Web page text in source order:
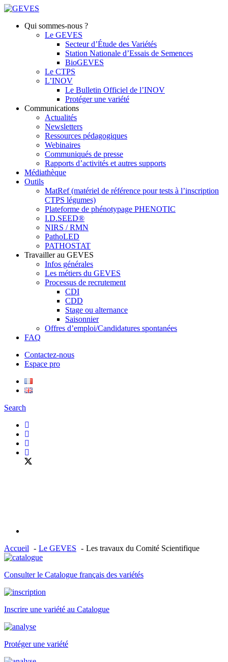
Qui sommes-nous ?
Le GEVES
Secteur d’Étude des Variétés
Station Nationale d’Essais de Semences
BioGEVES
Le CTPS
L’INOV
Le Bulletin Officiel de l’INOV
Protéger une variété
Communications
Actualités
Newsletters
Ressources pédagogiques
Webinaires
Communiqués de presse
Rapports d’activités et autres supports
Médiathèque
Outils
MatRef (matériel de référence pour tests à l’inscription
CTPS légumes)
Plateforme de phénotypage PHENOTIC
I.D.SEED®
NIRS / RMN
PathoLED
PATHOSTAT
Travailler au GEVES
Infos générales
Les métiers du GEVES
Processus de recrutement
CDI
CDD
Stage ou alternance
Saisonnier
Offres d’emploi/Candidatures spontanées
FAQ
Contactez-nous
Espace pro
Search
Accueil Le GEVES Les travaux du Comité Scientifique​
Consulter le Catalogue français des variétés
Inscrire une variété au Catalogue
Protéger une variété